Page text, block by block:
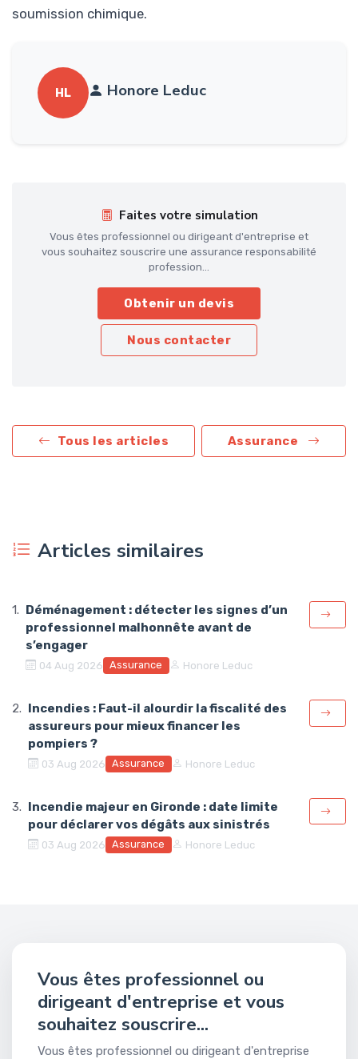
soumission chimique.
HL Honore Leduc
Faites votre simulation
Vous êtes professionnel ou dirigeant d'entreprise et
vous souhaitez souscrire une assurance responsabilité
profession...
Obtenir un devis
Nous contacter
Tous les articles Assurance
Articles similaires
Déménagement : détecter les signes d’un
professionnel malhonnête avant de
s’engager
04 Aug 2026 Assurance Honore Leduc
Incendies : Faut-il alourdir la fiscalité des
assureurs pour mieux financer les
pompiers ?
03 Aug 2026 Assurance Honore Leduc
Incendie majeur en Gironde : date limite
pour déclarer vos dégâts aux sinistrés
03 Aug 2026 Assurance Honore Leduc
Vous êtes professionnel ou
dirigeant d'entreprise et vous
souhaitez souscrire...
Vous êtes professionnel ou dirigeant d'entreprise